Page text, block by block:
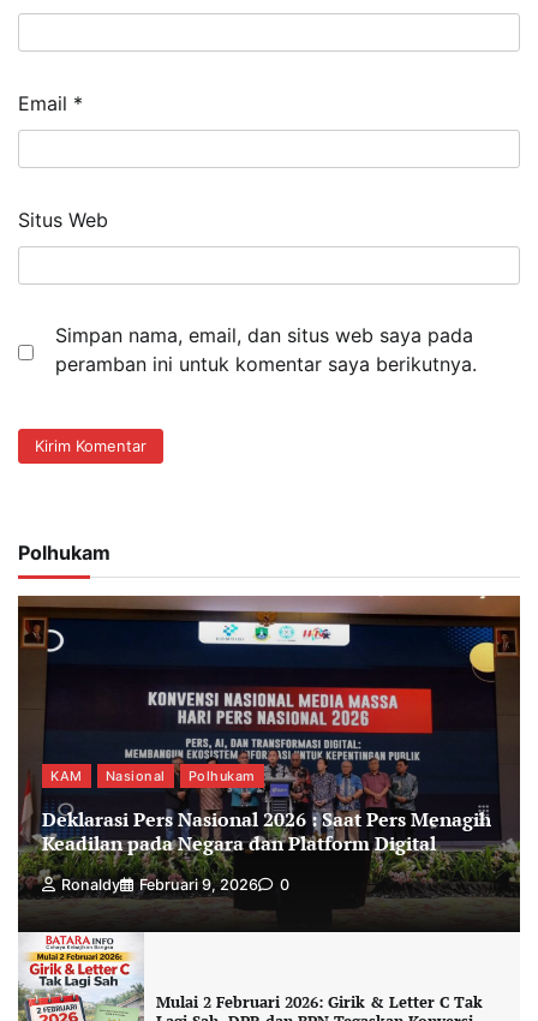
Email *
Situs Web
Simpan nama, email, dan situs web saya pada
peramban ini untuk komentar saya berikutnya.
Polhukam
KAM Nasional Polhukam
Deklarasi Pers Nasional 2026 : Saat Pers Menagih
Keadilan pada Negara dan Platform Digital
Ronaldy Februari 9, 2026 0
Mulai 2 Februari 2026: Girik & Letter C Tak